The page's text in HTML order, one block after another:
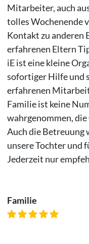
Mitarbeiter, auch
tolles Wochenende
Kontakt zu anderen
erfahrenen Eltern
iE ist eine kleine
sofortiger Hilfe und
erfahrenen
Familie ist keine
wahrgenommen,
Auch die Betreuung
unsere Tochter und
Jederzeit nur
Familie